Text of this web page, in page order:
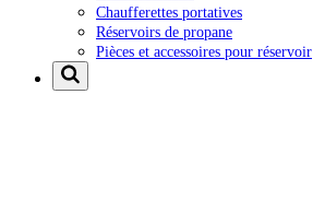
Chaufferettes portatives
Réservoirs de propane
Pièces et accessoires pour réservoir